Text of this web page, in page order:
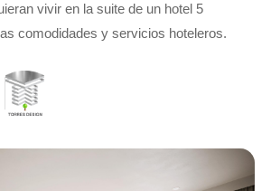
vivir en la suite de un hotel 5
comodidades y servicios hoteleros.